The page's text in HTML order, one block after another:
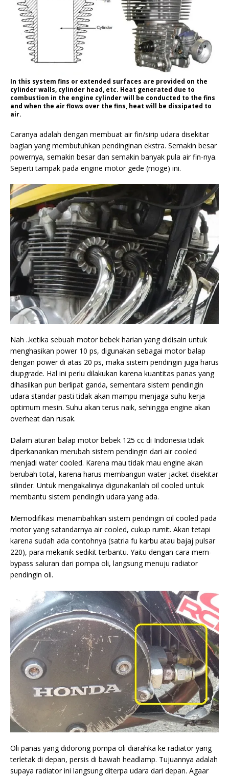
In this system fins or extended surfaces are provided on the
cylinder walls, cylinder head, etc. Heat generated due to
combustion in the engine cylinder will be conducted to the fins
and when the air flows over the fins, heat will be dissipated to
air.
Caranya adalah dengan membuat air fin/sirip udara disekitar
bagian yang membutuhkan pendinginan ekstra. Semakin besar
powernya, semakin besar dan semakin banyak pula air fin-nya.
Seperti tampak pada engine motor gede (moge) ini.
Nah ..ketika sebuah motor bebek harian yang didisain untuk
menghasikan power 10 ps, digunakan sebagai motor balap
dengan power di atas 20 ps, maka sistem pendingin juga harus
diupgrade. Hal ini perlu dilakukan karena kuantitas panas yang
dihasilkan pun berlipat ganda, sementara sistem pendingin
udara standar pasti tidak akan mampu menjaga suhu kerja
optimum mesin. Suhu akan terus naik, sehingga engine akan
overheat dan rusak.
Dalam aturan balap motor bebek 125 cc di Indonesia tidak
diperkanankan merubah sistem pendingin dari air cooled
menjadi water cooled. Karena mau tidak mau engine akan
berubah total, karena harus membangun water jacket disekitar
silinder. Untuk mengakalinya digunakanlah oil cooled untuk
membantu sistem pendingin udara yang ada.
Memodifikasi menambahkan sistem pendingin oil cooled pada
motor yang satandarnya air cooled, cukup rumit. Akan tetapi
karena sudah ada contohnya (satria fu karbu atau bajaj pulsar
220), para mekanik sedikit terbantu. Yaitu dengan cara mem-
bypass saluran dari pompa oli, langsung menuju radiator
pendingin oli.
Oli panas yang didorong pompa oli diarahka ke radiator yang
terletak di depan, persis di bawah headlamp. Tujuannya adalah
supaya radiator ini langsung diterpa udara dari depan. Agaar